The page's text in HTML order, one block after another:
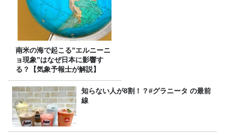
南米の海で起こる”エルニーニ
ョ現象”はなぜ日本に影響す
る？【気象予報士が解説】
知らない人が8割！？#グラニータ の最前
線